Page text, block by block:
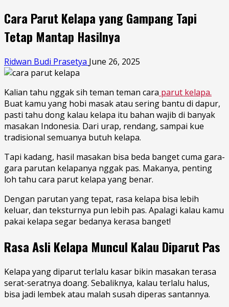
Cara Parut Kelapa yang Gampang Tapi
Tetap Mantap Hasilnya
Ridwan Budi Prasetya June 26, 2025
Kalian tahu nggak sih teman teman cara parut kelapa.
Buat kamu yang hobi masak atau sering bantu di dapur,
pasti tahu dong kalau kelapa itu bahan wajib di banyak
masakan Indonesia. Dari urap, rendang, sampai kue
tradisional semuanya butuh kelapa.
Tapi kadang, hasil masakan bisa beda banget cuma gara-
gara parutan kelapanya nggak pas. Makanya, penting
loh tahu cara parut kelapa yang benar.
Dengan parutan yang tepat, rasa kelapa bisa lebih
keluar, dan teksturnya pun lebih pas. Apalagi kalau kamu
pakai kelapa segar bedanya kerasa banget!
Rasa Asli Kelapa Muncul Kalau Diparut Pas
Kelapa yang diparut terlalu kasar bikin masakan terasa
serat-seratnya doang. Sebaliknya, kalau terlalu halus,
bisa jadi lembek atau malah susah diperas santannya.